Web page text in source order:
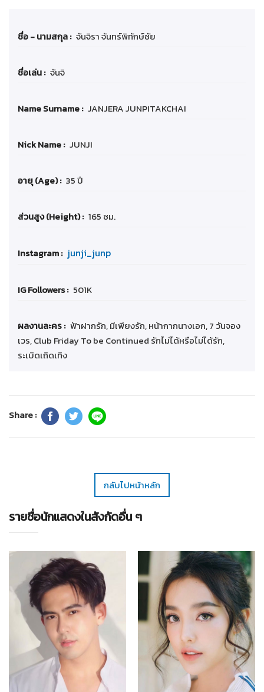
ชื่อ - นามสกุล : จันจิรา จันทร์พิทักษ์ชัย
ชื่อเล่น : จันจิ
Name Surname : JANJERA JUNPITAKCHAI
Nick Name : JUNJI
อายุ (Age) : 35 ปี
ส่วนสูง (Height) : 165 ซม.
Instagram : junji_junp
IG Followers : 501K
ผลงานละคร : ฟ้าฝากรัก, มีเพียงรัก, หน้ากากนางเอก, 7 วันจอง
เวร, Club Friday To be Continued รักไม่ได้หรือไม่ได้รัก,
ระเบิดเถิดเทิง
Share :
กลับไปหน้าหลัก
รายชื่อนักแสดงในสังกัดอื่น ๆ